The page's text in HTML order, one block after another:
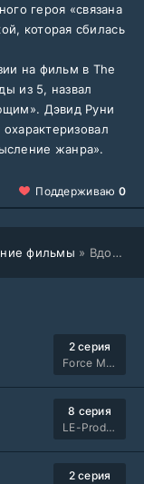
героя «связана
которая сбилась
на фильм в The
из 5, назвал
Дэвид Руни
жанра».
Поддерживаю 0
фильмы » Вдохновитель (2025)
2 серия
Force Media
8 серия
LE-Production
2 серия